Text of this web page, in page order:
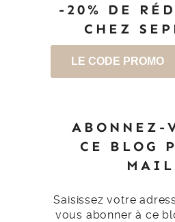
-20% DE
CHEZ
LE CODE PROMO
ABONNEZ-
CE BLOG
Saisissez votre
vous abonner à ce